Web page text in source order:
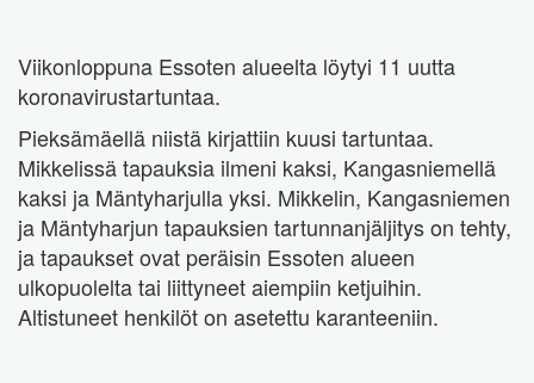
Viikonloppuna Essoten alueelta löytyi 11 uutta
koronavirustartuntaa.
Pieksämäellä niistä kirjattiin kuusi tartuntaa.
Mikkelissä tapauksia ilmeni kaksi, Kangasniemellä
kaksi ja Mäntyharjulla yksi. Mikkelin, Kangasniemen
ja Mäntyharjun tapauksien tartunnanjäljitys on tehty,
ja tapaukset ovat peräisin Essoten alueen
ulkopuolelta tai liittyneet aiempiin ketjuihin.
Altistuneet henkilöt on asetettu karanteeniin.